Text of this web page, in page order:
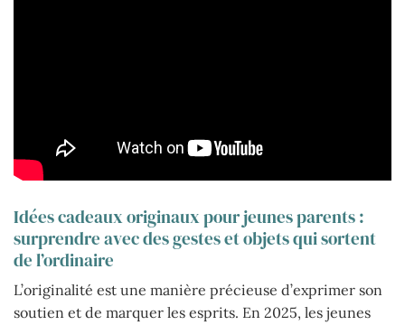
Idées cadeaux originaux pour jeunes parents :
surprendre avec des gestes et objets qui sortent
de l’ordinaire
L’originalité est une manière précieuse d’exprimer son
soutien et de marquer les esprits. En 2025, les jeunes